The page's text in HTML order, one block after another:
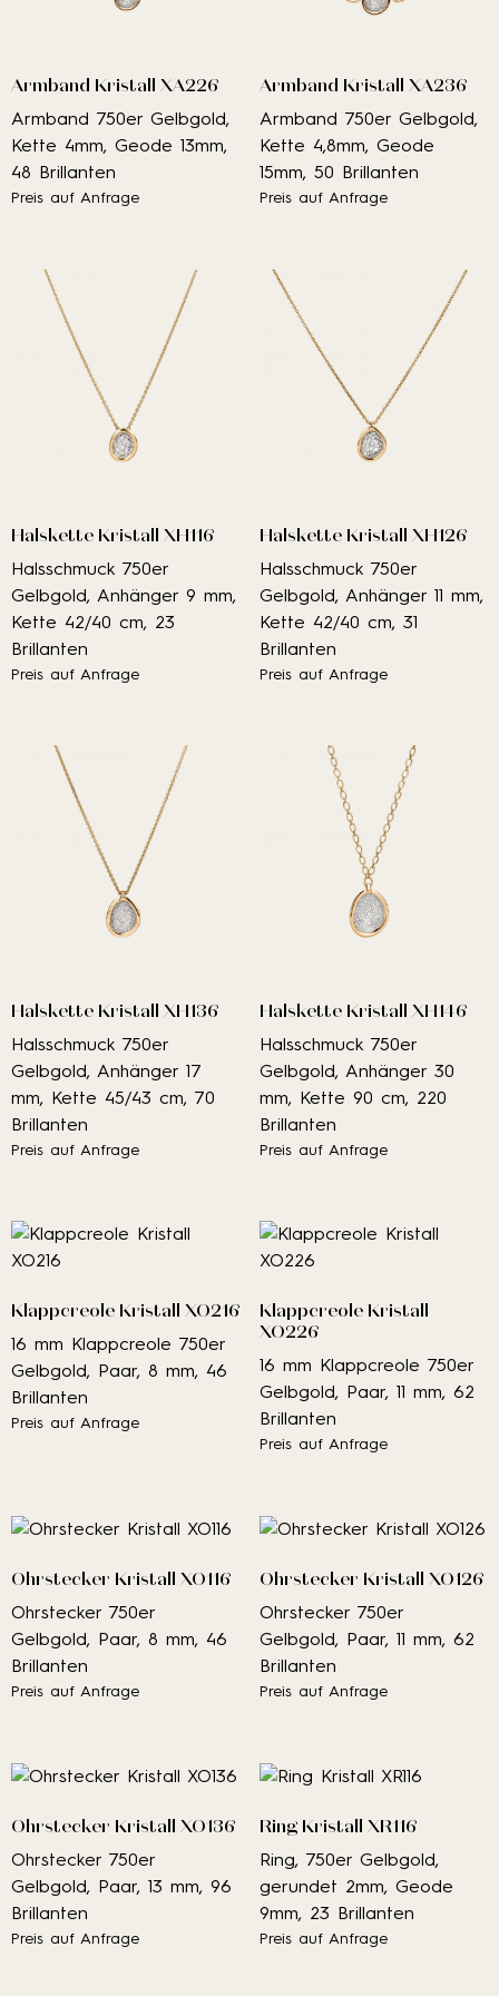
Armband Kristall XA226
Armband 750er Gelbgold,
Kette 4mm, Geode 13mm,
48 Brillanten
Preis auf Anfrage
Armband Kristall XA236
Armband 750er Gelbgold,
Kette 4,8mm, Geode
15mm, 50 Brillanten
Preis auf Anfrage
Halskette Kristall XH116
Halsschmuck 750er
Gelbgold, Anhänger 9 mm,
Kette 42/40 cm, 23
Brillanten
Preis auf Anfrage
Halskette Kristall XH126
Halsschmuck 750er
Gelbgold, Anhänger 11 mm,
Kette 42/40 cm, 31
Brillanten
Preis auf Anfrage
Halskette Kristall XH136
Halsschmuck 750er
Gelbgold, Anhänger 17
mm, Kette 45/43 cm, 70
Brillanten
Preis auf Anfrage
Halskette Kristall XH146
Halsschmuck 750er
Gelbgold, Anhänger 30
mm, Kette 90 cm, 220
Brillanten
Preis auf Anfrage
Klappcreole Kristall XO216
16 mm Klappcreole 750er
Gelbgold, Paar, 8 mm, 46
Brillanten
Preis auf Anfrage
Klappcreole Kristall
XO226
16 mm Klappcreole 750er
Gelbgold, Paar, 11 mm, 62
Brillanten
Preis auf Anfrage
Ohrstecker Kristall XO116
Ohrstecker 750er
Gelbgold, Paar, 8 mm, 46
Brillanten
Preis auf Anfrage
Ohrstecker Kristall XO126
Ohrstecker 750er
Gelbgold, Paar, 11 mm, 62
Brillanten
Preis auf Anfrage
Ohrstecker Kristall XO136
Ohrstecker 750er
Gelbgold, Paar, 13 mm, 96
Brillanten
Preis auf Anfrage
Ring Kristall XR116
Ring, 750er Gelbgold,
gerundet 2mm, Geode
9mm, 23 Brillanten
Preis auf Anfrage